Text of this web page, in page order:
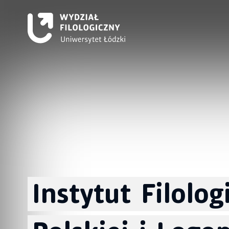
Instytut